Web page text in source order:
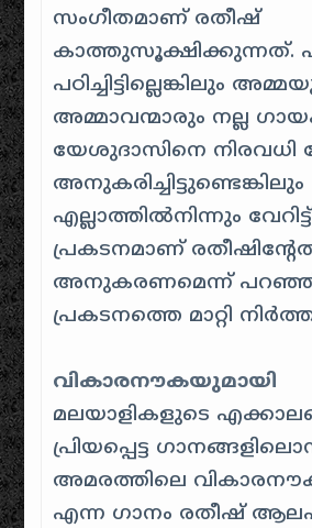
സംഗീതമാണ് രതീഷ്
കാത്തുസൂക്ഷിക്കുന്നത്.
പഠിച്ചിട്ടില്ലെങ്കിലും
അമ്മാവന്മാരും നല്ല
യേശുദാസിനെ നിരവധി
അനുകരിച്ചിട്ടുണ്ടെങ്കിലും
എല്ലാത്തില്‍നിന്നും
പ്രകടനമാണ്
അനുകരണമെന്ന് പറഞ്ഞ്
പ്രകടനത്തെ മാറ്റി
വികാരനൗകയുമായി
മലയാളികളുടെ
പ്രിയപ്പെട്ട
അമരത്തിലെ
എന്ന ഗാനം രതീഷ്